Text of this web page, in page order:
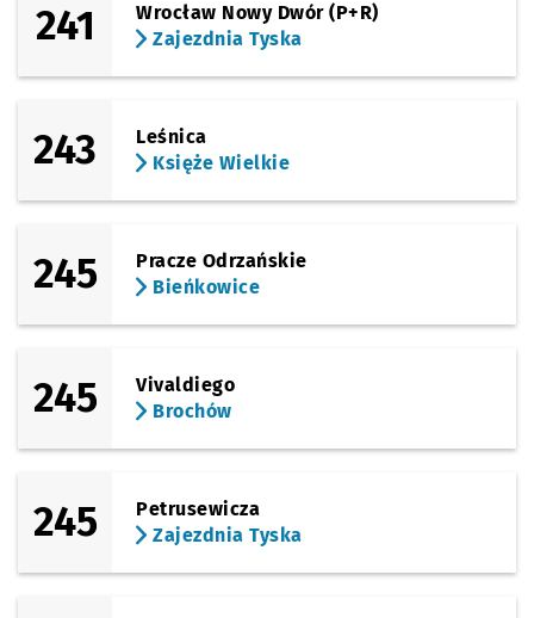
241
Wrocław Nowy Dwór (P+R)
Zajezdnia Tyska
243
Leśnica
Księże Wielkie
245
Pracze Odrzańskie
Bieńkowice
245
Vivaldiego
Brochów
245
Petrusewicza
Zajezdnia Tyska